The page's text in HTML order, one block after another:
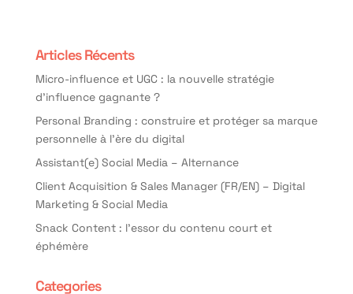
Articles Récents
Micro-influence et UGC : la nouvelle stratégie
d’influence gagnante ?
Personal Branding : construire et protéger sa marque
personnelle à l’ère du digital
Assistant(e) Social Media – Alternance
Client Acquisition & Sales Manager (FR/EN) – Digital
Marketing & Social Media
Snack Content : l’essor du contenu court et
éphémère
Categories